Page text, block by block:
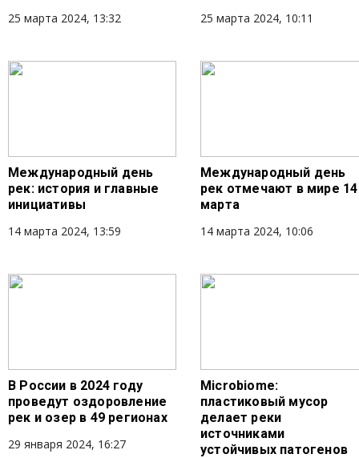
25 марта 2024, 13:32
25 марта 2024, 10:11
Международный день
рек: история и главные
инициативы
14 марта 2024, 13:59
Международный день
рек отмечают в мире 14
марта
14 марта 2024, 10:06
В России в 2024 году
проведут оздоровление
рек и озер в 49 регионах
29 января 2024, 16:27
Microbiome:
пластиковый мусор
делает реки
источниками
устойчивых патогенов